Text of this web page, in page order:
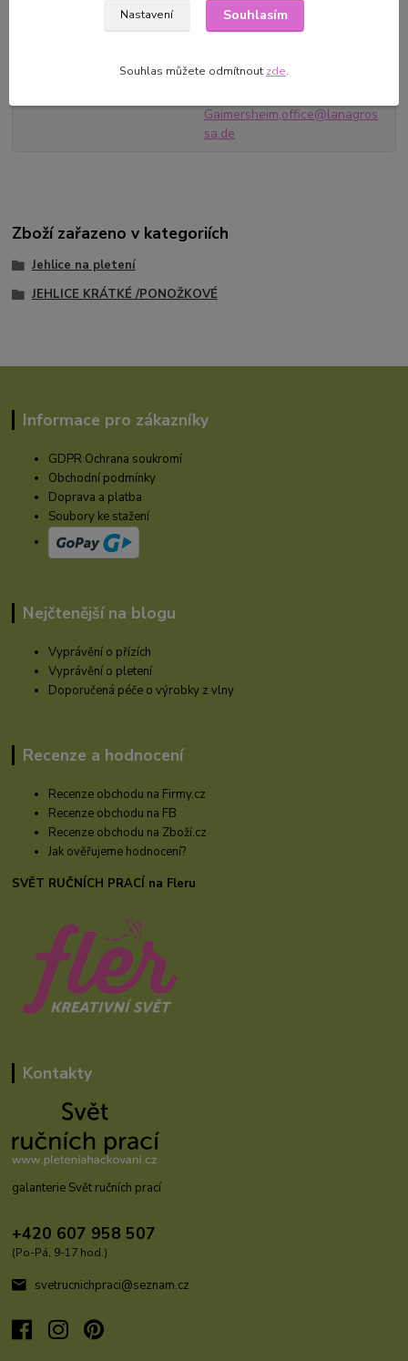
Výrobce/dovozce
Knit Pro/LANA GROSSA GmbH
Gaimersheim,office@lanagros
sa.de
Zboží zařazeno v kategoriích
Jehlice na pletení
JEHLICE KRÁTKÉ /PONOŽKOVÉ
Informace pro zákazníky
GDPR Ochrana soukromí
Obchodní podmínky
Doprava a platba
Soubory ke stažení
Nejčtenější na blogu
Vyprávění o přízích
Vyprávění o pletení
Doporučená péče o výrobky z vlny
Recenze a hodnocení
Recenze obchodu na Firmy.cz
Recenze obchodu na FB
Recenze obchodu na Zboží.cz
Jak ověřujeme hodnocení?
SVĚT RUČNÍCH PRACÍ na Fleru
Kontakty
galanterie Svět ručních prací
+420 607 958 507
(Po-Pá, 9-17 hod.)
svetrucnichpraci@seznam.cz
Nastavení Souhlasím
Souhlas můžete odmítnout zde.